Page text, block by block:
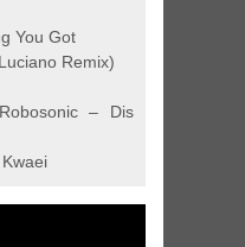
You Got
Remix)
– Dis